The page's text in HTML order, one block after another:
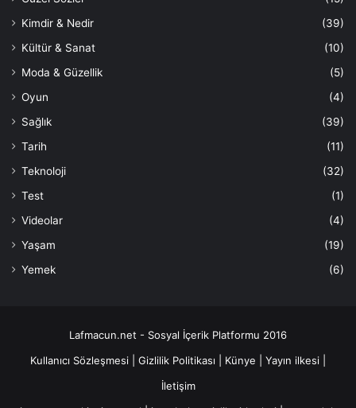
Kimdir & Nedir
(39)
Kültür & Sanat
(10)
Moda & Güzellik
(5)
Oyun
(4)
Sağlık
(39)
Tarih
(11)
Teknoloji
(32)
Test
(1)
Videolar
(4)
Yaşam
(19)
Yemek
(6)
Lafmacun.net - Sosyal İçerik Platformu 2016
Kullanıcı Sözleşmesi
Gizlilik Politikası Künye Yayın ilkesi
İletişim